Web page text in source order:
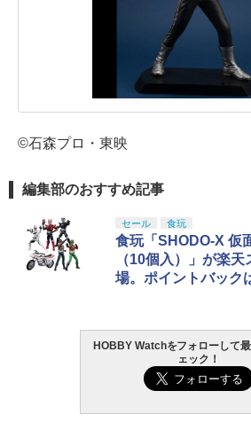
©石森プロ・東映
編集部のおすすめ記事
セール 食玩
食玩「SHODO-X 仮
（10個入）」が楽
場。ポイントバック
HOBBY Watchをフォローして
ェック！